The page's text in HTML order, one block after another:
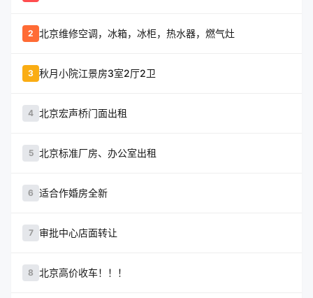
2 北京维修空调，冰箱，冰柜，热水器，燃气灶
3 秋月小院江景房3室2厅2卫
4 北京宏声桥门面出租
5 北京标准厂房、办公室出租
6 适合作婚房全新
7 审批中心店面转让
8 北京高价收车！！！